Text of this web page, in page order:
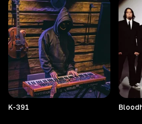
K-391